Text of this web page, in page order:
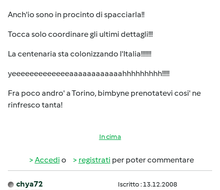
Anch'io sono in procinto di spacciarla!!
Tocca solo coordinare gli ultimi dettagli!!!
La centenaria sta colonizzando l'Italia!!!!!!!
yeeeeeeeeeeeeeaaaaaaaaaaaahhhhhhhhh!!!!!
Fra poco andro' a Torino, bimbyne prenotatevi cosi' ne
rinfresco tanta!
In cima
Accedi o registrati per poter commentare
chya72 Iscritto : 13.12.2008